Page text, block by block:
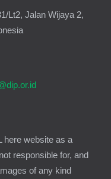
Lt2, Jalan Wijaya 2,
here website as a
responsible for, and
of any kind